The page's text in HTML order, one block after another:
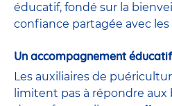
éducatif, fondé sur la
confiance partagée avec les
Un accompagnement
Les auxiliaires de
limitent pas à répondre